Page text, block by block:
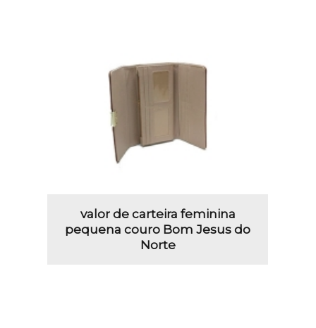
valor de carteira feminina
pequena couro Bom Jesus do
Norte